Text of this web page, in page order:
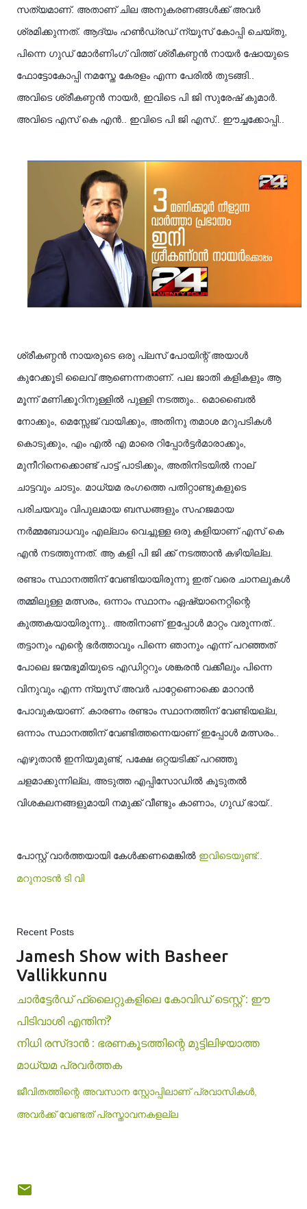
സത്യമാണ്. അതാണ് ചില അനുകരണങ്ങൾക്ക് അവർ
ശ്രമിക്കുന്നത്. ആദ്യം ഹൺഡ്രഡ്‌ ന്യൂസ് കോപ്പി ചെയ്തു,
പിന്നെ ഗുഡ് മോർണിംഗ് വിത്ത് ശ്രീകണ്ഠൻ നായർ ഷോയുടെ
ഫോട്ടോകോപ്പി നമസ്തേ കേരളം എന്ന പേരിൽ തുടങ്ങി..
അവിടെ ശ്രീകണ്ഠൻ നായർ, ഇവിടെ പി ജി സുരേഷ് കുമാർ.
അവിടെ എസ് കെ എൻ.. ഇവിടെ പി ജി എസ്.. ഈച്ചക്കോപ്പി..
ശ്രീകണ്ഠൻ നായരുടെ ഒരു പ്ലസ് പോയിന്റ് അയാൾ
കുറേക്കൂടി ലൈവ് ആണെന്നതാണ്. പല ജാതി കളികളും ആ
മൂന്ന് മണിക്കൂറിനുള്ളിൽ പുള്ളി നടത്തും.. മൊബൈൽ
നോക്കും, മെസ്സേജ് വായിക്കും, അതിനു തമാശ മറുപടികൾ
കൊടുക്കും, എം എൽ എ മാരെ റിപ്പോർട്ടർമാരാക്കും,
മുനീറിനെക്കൊണ്ട് പാട്ട് പാടിക്കും, അതിനിടയിൽ നാല്
ചാട്ടവും ചാടും. മാധ്യമ രംഗത്തെ പതിറ്റാണ്ടുകളുടെ
പരിചയവും വിപുലമായ ബന്ധങ്ങളും സഹജമായ
നർമ്മബോധവും എല്ലാം വെച്ചുള്ള ഒരു കളിയാണ് എസ് കെ
എൻ നടത്തുന്നത്. ആ കളി പി ജി ക്ക്‌ നടത്താൻ കഴിയില്ല.
രണ്ടാം സ്ഥാനത്തിന് വേണ്ടിയായിരുന്നു ഇത് വരെ ചാനലുകൾ
തമ്മിലുള്ള മത്സരം, ഒന്നാം സ്ഥാനം ഏഷ്യാനെറ്റിന്റെ
കുത്തകയായിരുന്നു.. അതിനാണ് ഇപ്പോൾ മാറ്റം വരുന്നത്..
തട്ടാനും എന്റെ ഭർത്താവും പിന്നെ ഞാനും എന്ന് പറഞ്ഞത്
പോലെ ജന്മഭൂമിയുടെ എഡിറ്ററും ശങ്കരൻ വക്കീലും പിന്നെ
വിനുവും എന്ന ന്യൂസ് അവർ പാറ്റേണൊക്കെ മാറാൻ
പോവുകയാണ്. കാരണം രണ്ടാം സ്ഥാനത്തിന് വേണ്ടിയല്ല,
ഒന്നാം സ്ഥാനത്തിന് വേണ്ടിത്തന്നെയാണ് ഇപ്പോൾ മത്സരം..
എഴുതാൻ ഇനിയുമുണ്ട്, പക്ഷേ ഒറ്റയടിക്ക് പറഞ്ഞു
ചളമാക്കുന്നില്ല, അടുത്ത എപ്പിസോഡിൽ കൂടുതൽ
വിശകലനങ്ങളുമായി നമുക്ക് വീണ്ടും കാണാം, ഗുഡ് ഭായ്..
പോസ്റ്റ് വാർത്തയായി കേൾക്കണമെങ്കിൽ ഇവിടെയുണ്ട്..
മറുനാടൻ ടി വി
Recent Posts
Jamesh Show with Basheer
Vallikkunnu
ചാർട്ടേർഡ് ഫ്ലൈറ്റുകളിലെ കോവിഡ് ടെസ്റ്റ് : ഈ
പിടിവാശി എന്തിന്?
നിധി രസ്ദാൻ : ഭരണകൂടത്തിന്റെ മുട്ടിലിഴയാത്ത
മാധ്യമ പ്രവർത്തക
ജീവിതത്തിന്റെ അവസാന സ്റ്റോപ്പിലാണ് പ്രവാസികള്‍,
അവര്‍ക്ക് വേണ്ടത് പ്രസ്താവനകളല്ല